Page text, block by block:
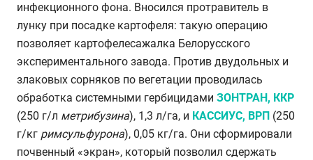
инфекционного фона. Вносился протравитель в
лунку при посадке картофеля: такую операцию
позволяет картофелесажалка Белорусского
экспериментального завода. Против двудольных и
злаковых сорняков по вегетации проводилась
обработка системными гербицидами ЗОНТРАН, ККР
(250 г/л метрибузина), 1,3 л/га, и КАССИУС, ВРП (250
г/кг римсульфурона), 0,05 кг/га. Они сформировали
почвенный «экран», который позволил сдержать